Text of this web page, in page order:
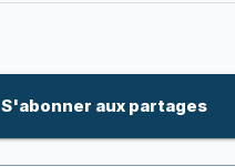
S'abonner aux partages